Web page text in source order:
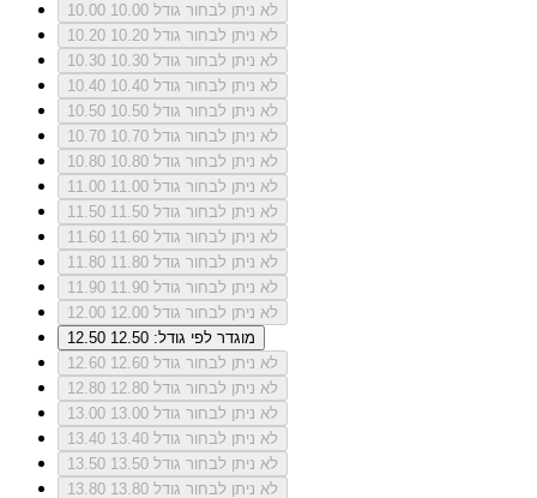
10.00
לא ניתן לבחור גודל 10.00
10.20
לא ניתן לבחור גודל 10.20
10.30
לא ניתן לבחור גודל 10.30
10.40
לא ניתן לבחור גודל 10.40
10.50
לא ניתן לבחור גודל 10.50
10.70
לא ניתן לבחור גודל 10.70
10.80
לא ניתן לבחור גודל 10.80
11.00
לא ניתן לבחור גודל 11.00
11.50
לא ניתן לבחור גודל 11.50
11.60
לא ניתן לבחור גודל 11.60
11.80
לא ניתן לבחור גודל 11.80
11.90
לא ניתן לבחור גודל 11.90
12.00
לא ניתן לבחור גודל 12.00
12.50
מוגדר לפי גודל: 12.50
12.60
לא ניתן לבחור גודל 12.60
12.80
לא ניתן לבחור גודל 12.80
13.00
לא ניתן לבחור גודל 13.00
13.40
לא ניתן לבחור גודל 13.40
13.50
לא ניתן לבחור גודל 13.50
13.80
לא ניתן לבחור גודל 13.80